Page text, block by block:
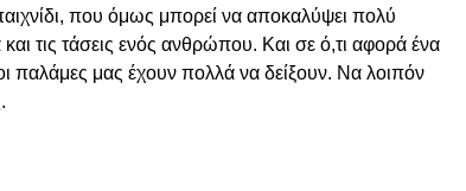
που όμως μπορεί να αποκαλύψει πολύ
τις τάσεις ενός ανθρώπου. Και σε ό,τι αφορά ένα
παλάμες μας έχουν πολλά να δείξουν. Να λοιπόν